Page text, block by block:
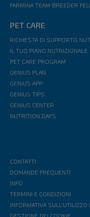
FARMINA TEAM BREEDER
PET CARE
RICHIESTA DI SUPPORTO
IL TUO PIANO NUTRIZIONALE
PET CARE PROGRAM
GENIUS PLAN
GENIUS APP
GENIUS TIPS
GENIUS CENTER
NUTRITION DAYS
CONTATTI
DOMANDE FREQUENTI
INFO
TERMINI E CONDIZIONI
INFORMATIVA SULL'UTILIZZO